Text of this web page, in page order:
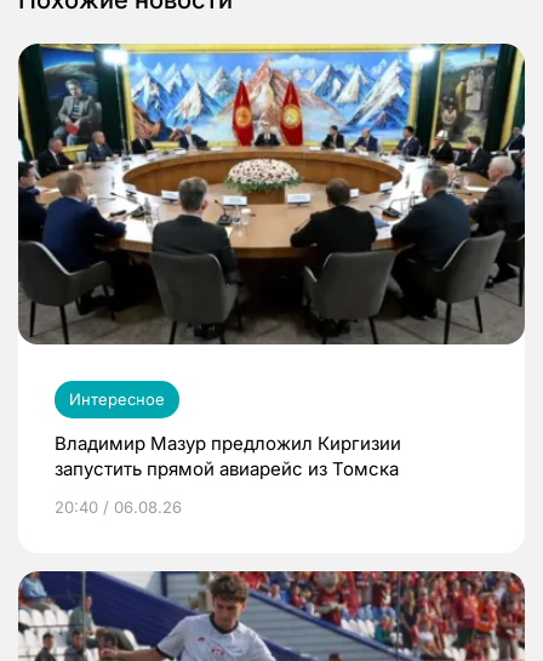
Интересное
Владимир Мазур предложил Киргизии
запустить прямой авиарейс из Томска
20:40 / 06.08.26